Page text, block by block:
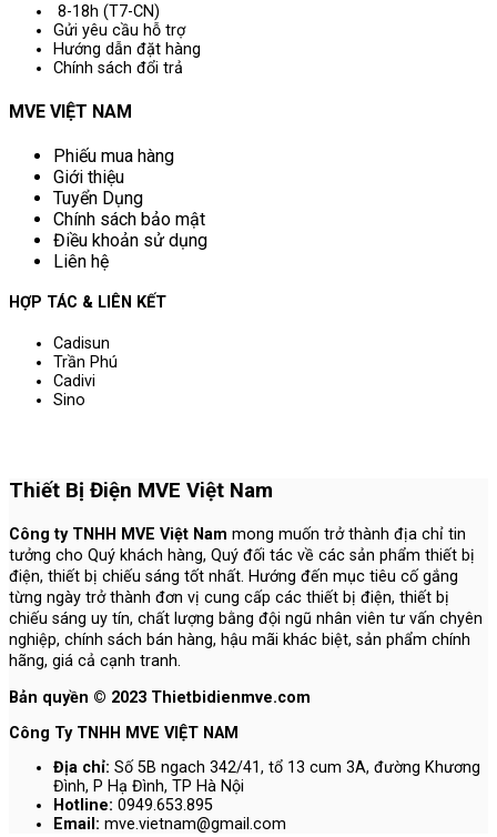
8-18h (T7-CN)
Gửi yêu cầu hỗ trợ
Hướng dẫn đặt hàng
Chính sách đổi trả
MVE VIỆT NAM
Phiếu mua hàng
Giới thiệu
Tuyển Dụng
Chính sách bảo mật
Điều khoản sử dụng
Liên hệ
HỢP TÁC & LIÊN KẾT
Cadisun
Trần Phú
Cadivi
Sino
Thiết Bị Điện MVE Việt Nam
Công ty TNHH MVE Việt Nam mong muốn trở thành địa chỉ tin
tưởng cho Quý khách hàng, Quý đối tác về các sản phẩm thiết bị
điện, thiết bị chiếu sáng tốt nhất. Hướng đến mục tiêu cố gắng
từng ngày trở thành đơn vị cung cấp các thiết bị điện, thiết bị
chiếu sáng uy tín, chất lượng bằng đội ngũ nhân viên tư vấn chyên
nghiệp, chính sách bán hàng, hậu mãi khác biệt, sản phẩm chính
hãng, giá cả cạnh tranh.
Bản quyền © 2023 Thietbidienmve.com
Công Ty TNHH MVE VIỆT NAM
Địa chỉ: Số 5B ngach 342/41, tổ 13 cum 3A, đường Khương
Đình, P Hạ Đình, TP Hà Nội
Hotline: 0949.653.895
Email: mve.vietnam@gmail.com